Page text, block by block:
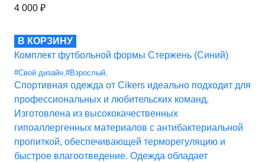
4 000 ₽
В КОРЗИНУ
Комплект футбольной формы Стержень (Синий)
#Свой дизайн,#Взрослый,
Спортивная одежда от Cikers идеально подходит для
профессиональных и любительских команд.
Изготовлена из высококачественных
гипоаллергенных материалов с антибактериальной
пропиткой, обеспечивающей терморегуляцию и
быстрое влагоотведение. Одежда обладает